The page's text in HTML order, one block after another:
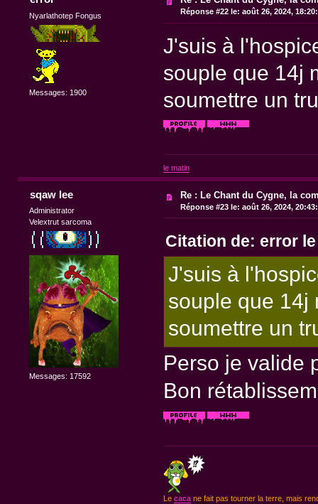
Nyarlathotep Fongus
Messages: 1900
Réponse #22 le: août 26, 2024,
J'suis à
souple que 14j
soumettre un
le matin
sqaw lee
Administrator
Velextrut sarcoma
Messages: 17592
Re : Le Chant du Cygne, la
Réponse #23 le: août 26, 2024,
Citation de: error
J'suis à
souple que 14j
soumettre un
Perso je valide
Bon
Le cacane fait pas tourner la terre, mais